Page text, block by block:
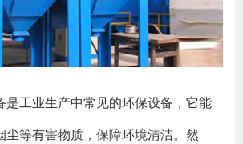
是工业生产中常见的环保设备，它能
尘等有害物质，保障环境清洁。然